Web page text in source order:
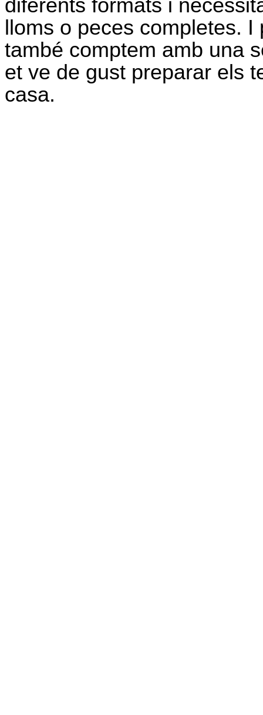
diferents formats i
lloms o peces completes.
també comptem amb una
et ve de gust preparar els
casa.